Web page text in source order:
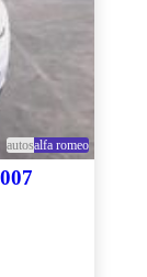
autosalfa romeo